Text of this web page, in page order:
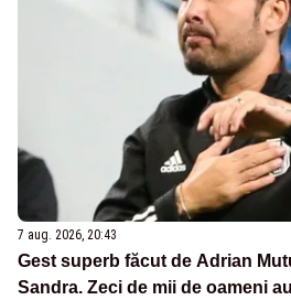
7 aug. 2026, 20:43
Gest superb făcut de Adrian
Sandra. Zeci de mii de oameni